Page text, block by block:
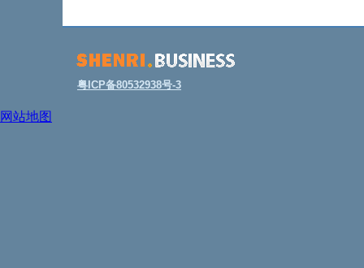
粤ICP备80532938号-3
网站地图